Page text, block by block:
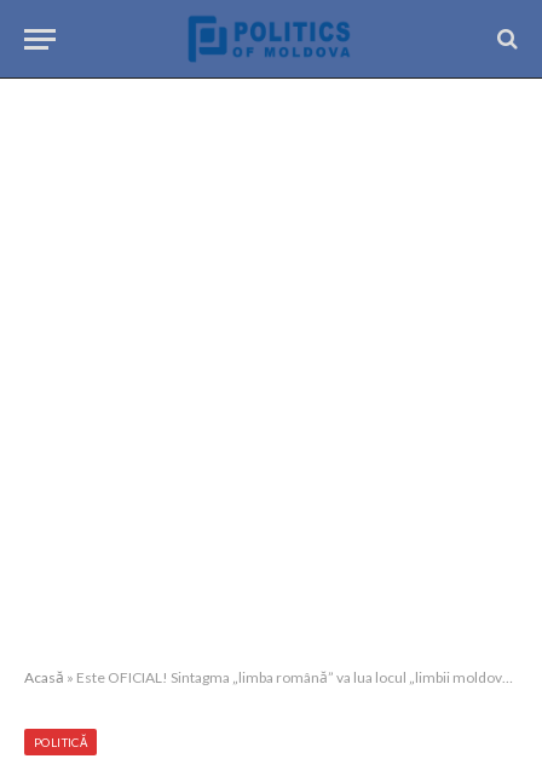
Acasă » Este OFICIAL! Sintagma „limba română” va lua locul „limbii moldovenești”
POLITICĂ